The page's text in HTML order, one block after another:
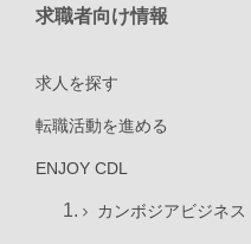
求職者向け情報
求人を探す
転職活動を進める
ENJOY CDL
カンボジアビジネス